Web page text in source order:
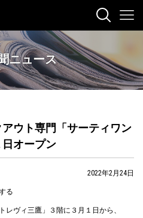
ニュース
ウト専門「サーティワン
オープン
2022年2月24日
る
レヴィ三鷹」３階に３月１日から、